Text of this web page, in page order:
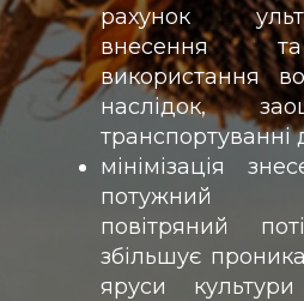
рахунок
внесення
використання
наслідок,
транспортуванні
мінімізація
потужний
повітряний
збільшує
яруси